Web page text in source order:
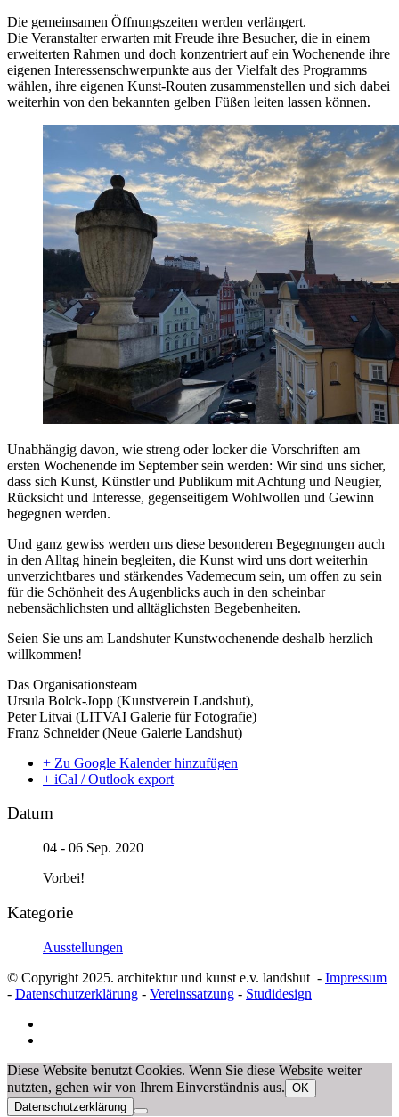
Die gemeinsamen Öffnungszeiten werden verlängert.
Die Veranstalter erwarten mit Freude ihre Besucher, die in einem
erweiterten Rahmen und doch konzentriert auf ein Wochenende ihre
eigenen Interessenschwerpunkte aus der Vielfalt des Programms
wählen, ihre eigenen Kunst-Routen zusammenstellen und sich dabei
weiterhin von den bekannten gelben Füßen leiten lassen können.
Unabhängig davon, wie streng oder locker die Vorschriften am
ersten Wochenende im September sein werden: Wir sind uns sicher,
dass sich Kunst, Künstler und Publikum mit Achtung und Neugier,
Rücksicht und Interesse, gegenseitigem Wohlwollen und Gewinn
begegnen werden.
Und ganz gewiss werden uns diese besonderen Begegnungen auch
in den Alltag hinein begleiten, die Kunst wird uns dort weiterhin
unverzichtbares und stärkendes Vademecum sein, um offen zu sein
für die Schönheit des Augenblicks auch in den scheinbar
nebensächlichsten und alltäglichsten Begebenheiten.
Seien Sie uns am Landshuter Kunstwochenende deshalb herzlich
willkommen!
Das Organisationsteam
Ursula Bolck-Jopp (Kunstverein Landshut),
Peter Litvai (LITVAI Galerie für Fotografie)
Franz Schneider (Neue Galerie Landshut)
+ Zu Google Kalender hinzufügen
+ iCal / Outlook export
Datum
04 - 06 Sep. 2020
Vorbei!
Kategorie
Ausstellungen
© Copyright 2025. architektur und kunst e.v. landshut - Impressum
- Datenschutzerklärung - Vereinssatzung - Studidesign
Diese Website benutzt Cookies. Wenn Sie diese Website weiter
nutzten, gehen wir von Ihrem Einverständnis aus. OK
Datenschutzerklärung